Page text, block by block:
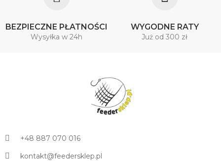
BEZPIECZNE PŁATNOŚCI
Wysyłka w 24h
WYGODNE RATY
Już od 300 zł
+48 887 070 016
kontakt@feedersklep.pl